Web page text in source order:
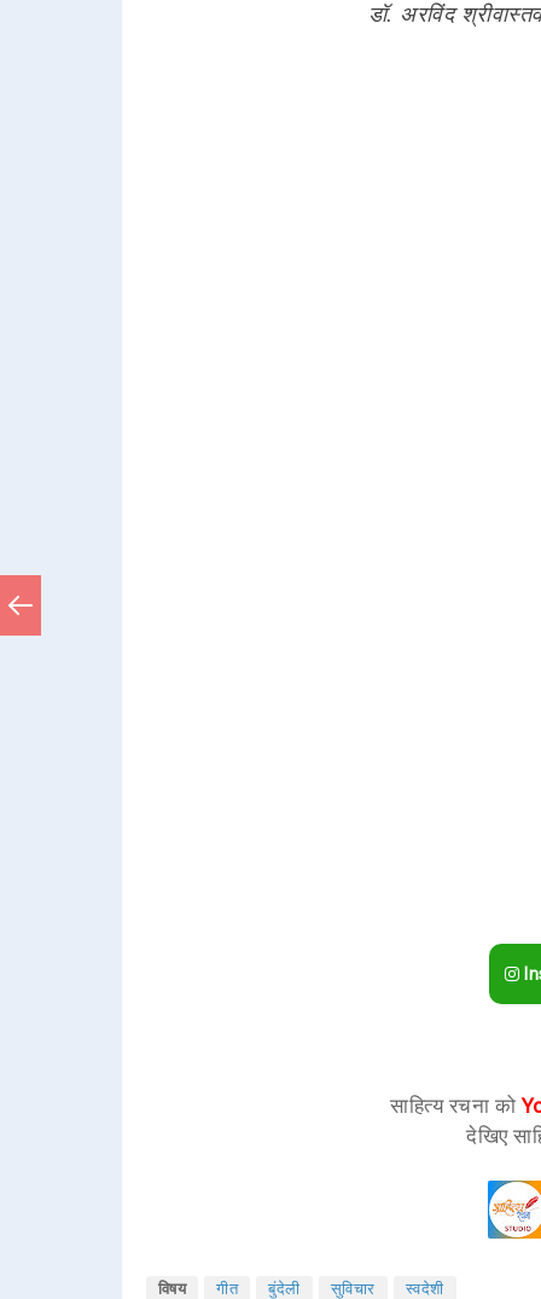
डॉ. अरविंद
साहित्य रचना को
देखिए
विषय गीत बुंदेली सुविचार स्वदेशी